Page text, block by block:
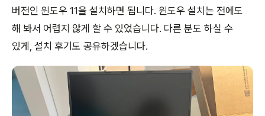
버전인 윈도우 11을 설치하면 됩니다. 윈도우 설치는 전에도
해 봐서 어렵지 않게 할 수 있었습니다. 다른 분도 하실 수
있게, 설치 후기도 공유하겠습니다.